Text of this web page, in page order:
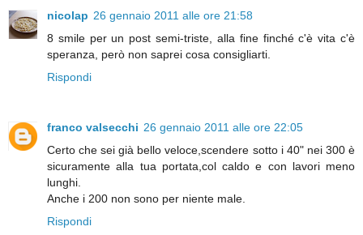
nicolap 26 gennaio 2011 alle ore 21:58
8 smile per un post semi-triste, alla fine finché c'è vita c'è
speranza, però non saprei cosa consigliarti.
Rispondi
franco valsecchi 26 gennaio 2011 alle ore 22:05
Certo che sei già bello veloce,scendere sotto i 40" nei 300 è
sicuramente alla tua portata,col caldo e con lavori meno
lunghi.
Anche i 200 non sono per niente male.
Rispondi